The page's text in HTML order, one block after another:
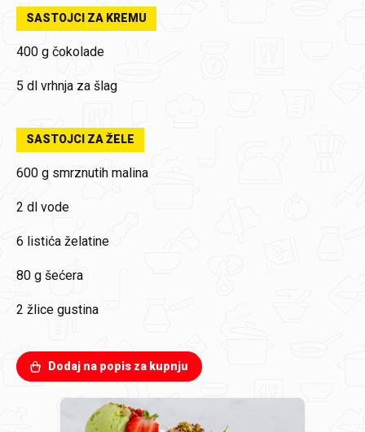
SASTOJCI ZA KREMU
400 g čokolade
5 dl vrhnja za šlag
SASTOJCI ZA ŽELE
600 g smrznutih malina
2 dl vode
6 listića želatine
80 g šećera
2 žlice gustina
Dodaj na popis za kupnju